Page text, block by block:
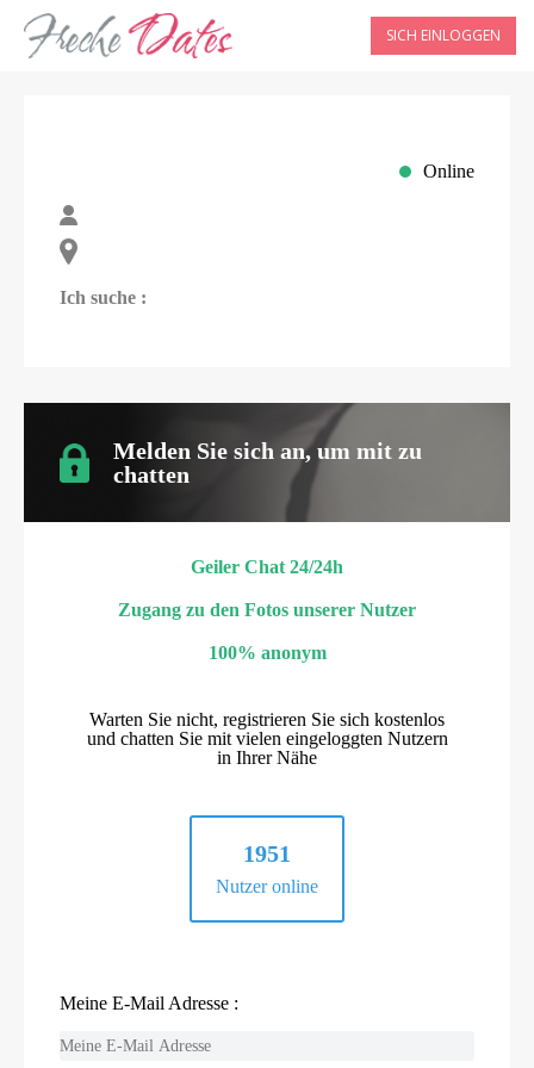
SICH EINLOGGEN
Online
Ich suche :
Melden Sie sich an, um mit zu
chatten
Geiler Chat 24/24h
Zugang zu den Fotos unserer Nutzer
100% anonym
Warten Sie nicht, registrieren Sie sich kostenlos
und chatten Sie mit vielen eingeloggten Nutzern
in Ihrer Nähe
1951
Nutzer online
Meine E-Mail Adresse :